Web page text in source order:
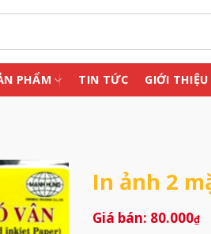
PHẨM TIN TỨC GIỚI THIỆU
In ảnh 2
80.000₫